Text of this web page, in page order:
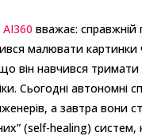
вважає: справжній
малювати картинки
він навчився тримати
Сьогодні автономні
а завтра вони
(self-healing) систем,